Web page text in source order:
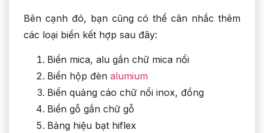
Bên cạnh đó, bạn cũng có thể cân nhắc thêm
các loại biển kết hợp sau đây:
Biển mica, alu gắn chữ mica nổi
Biển hộp đèn alumium
Biển quảng cáo chữ nổi inox, đồng
Biển gỗ gắn chữ gỗ
Bảng hiệu bạt hiflex